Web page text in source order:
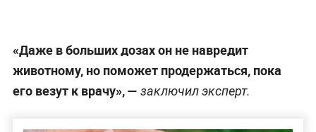
«Даже в больших дозах он не навредит
животному, но поможет продержаться, пока
его везут к врачу», — заключил эксперт.